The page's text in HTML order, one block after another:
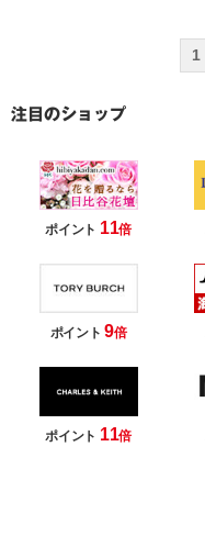
1
ポイント 11倍
ポイント9倍
ポイント 11倍